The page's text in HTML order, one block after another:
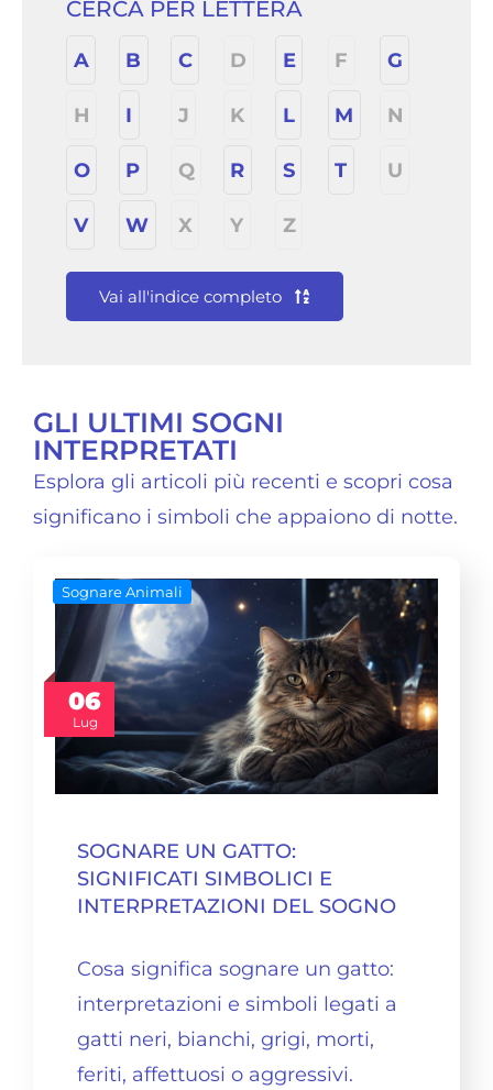
CERCA PER LETTERA
A B C D E F G
H I J K L M N
O P Q R S T U
V W X Y Z
Vai all'indice completo
GLI ULTIMI SOGNI
INTERPRETATI
Esplora gli articoli più recenti e scopri cosa
significano i simboli che appaiono di notte.
06
Lug
Sognare Animali
SOGNARE UN GATTO:
SIGNIFICATI SIMBOLICI E
INTERPRETAZIONI DEL SOGNO
Cosa significa sognare un gatto:
interpretazioni e simboli legati a
gatti neri, bianchi, grigi, morti,
feriti, affettuosi o aggressivi.